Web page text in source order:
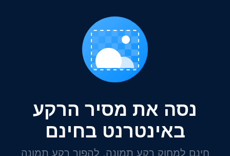
נסה את מסיר הרקע
באינטרנט בחינם
חינם למחוק רקע תמונה, להפוך רקע תמונה